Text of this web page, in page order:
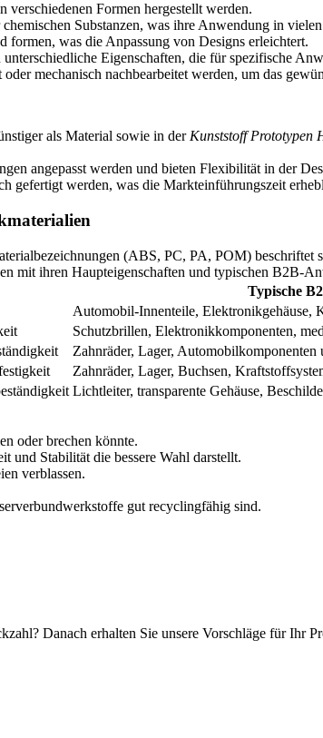
Formen hergestellt werden.
Substanzen, was ihre Anwendung in
formen, was die Anpassung von Designs erleichtert.
Eigenschaften, die für spezifische
mechanisch nachbearbeitet werden, um das
als Material sowie in der Kunststoff Prototypen
angepasst werden und bieten Flexibilität in der
gefertigt werden, was die Markteinführungszeit
mit ihren Haupteigenschaften und typischen B2B-
Typische
Automobil-Innenteile, Elektronikgehäuse,
Schutzbrillen, Elektronikkomponenten,
Zahnräder, Lager,
Zahnräder, Lager, Buchsen,
Lichtleiter, transparente Gehäuse,
oder brechen könnte.
und Stabilität die bessere Wahl darstellt.
verblassen.
gut recyclingfähig sind.
Danach erhalten Sie unsere Vorschläge für Ihr